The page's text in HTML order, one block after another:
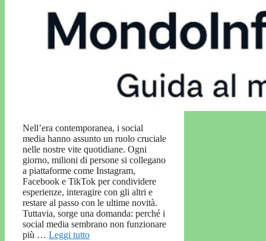
Nell’era contemporanea, i social
media hanno assunto un ruolo cruciale
nelle nostre vite quotidiane. Ogni
giorno, milioni di persone si collegano
a piattaforme come Instagram,
Facebook e TikTok per condividere
esperienze, interagire con gli altri e
restare al passo con le ultime novità.
Tuttavia, sorge una domanda: perché i
social media sembrano non funzionare
più … Leggi tutto